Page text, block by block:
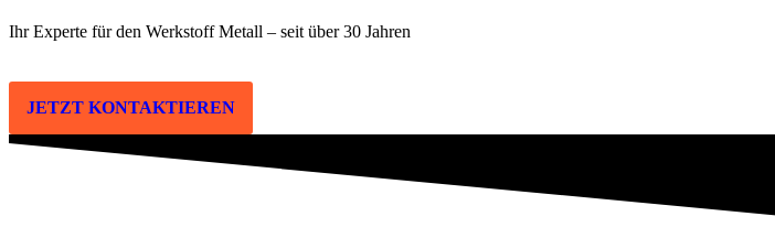
Ihr Experte für den Werkstoff Metall – seit über 30 Jahren
JETZT KONTAKTIEREN